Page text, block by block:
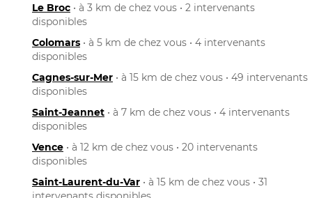
Le Broc • à 3 km de chez vous • 2 intervenants
disponibles
Colomars • à 5 km de chez vous • 4 intervenants
disponibles
Cagnes-sur-Mer • à 15 km de chez vous • 49 intervenants
disponibles
Saint-Jeannet • à 7 km de chez vous • 4 intervenants
disponibles
Vence • à 12 km de chez vous • 20 intervenants
disponibles
Saint-Laurent-du-Var • à 15 km de chez vous • 31